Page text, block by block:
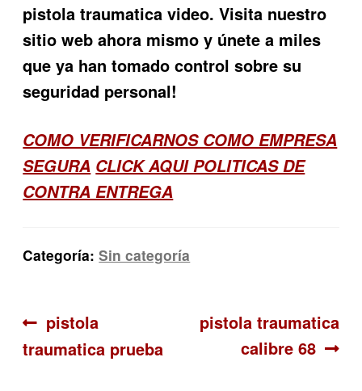
pistola traumatica video. Visita nuestro
sitio web ahora mismo y únete a miles
que ya han tomado control sobre su
seguridad personal!
COMO VERIFICARNOS COMO EMPRESA
SEGURA CLICK AQUI POLITICAS DE
CONTRA ENTREGA
Categoría:Sin categoría
Navegación
de
Anterior:
pistola
traumatica prueba
Siguiente:
pistola traumatica
calibre 68